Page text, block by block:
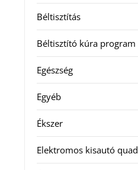
Béltisztítás
Béltisztító kúra program
Egészség
Egyéb
Ékszer
Elektromos kisautó quad